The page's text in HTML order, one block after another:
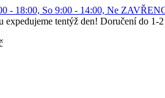
- 18:00, So 9:00 - 14:00, Ne
tentýž den! Doručení do